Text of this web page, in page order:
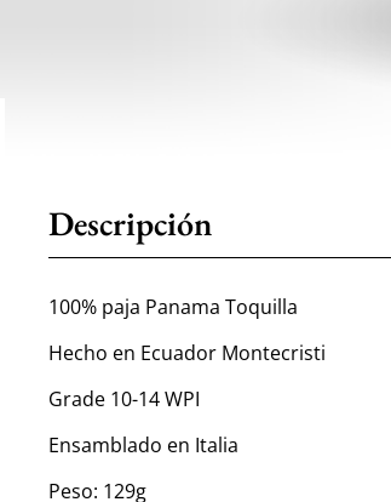
Descripción
100% paja Panama Toquilla
Hecho en Ecuador Montecristi
Grade 10-14 WPI
Ensamblado en Italia
Peso: 129g